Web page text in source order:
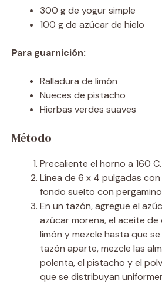
300 g de yogur simple
100 g de azúcar de hielo
Para guarnición:
Ralladura de limón
Nueces de pistacho
Hierbas verdes suaves
Método
Precaliente el horno a 160 C.
Línea de 6 x 4 pulgadas
fondo suelto con
En un tazón, agregue el
azúcar morena, el aceite de
limón y mezcle hasta que se
tazón aparte, mezcle las
polenta, el pistacho y el
que se distribuyan